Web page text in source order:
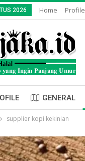
2026 Home Profile
GENERAL
supplier kopi kekinian